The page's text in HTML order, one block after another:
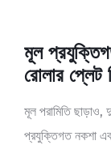
মূল
রোলার প্লেট
মূল পরামিতি
প্রযুক্তিগত নকশা